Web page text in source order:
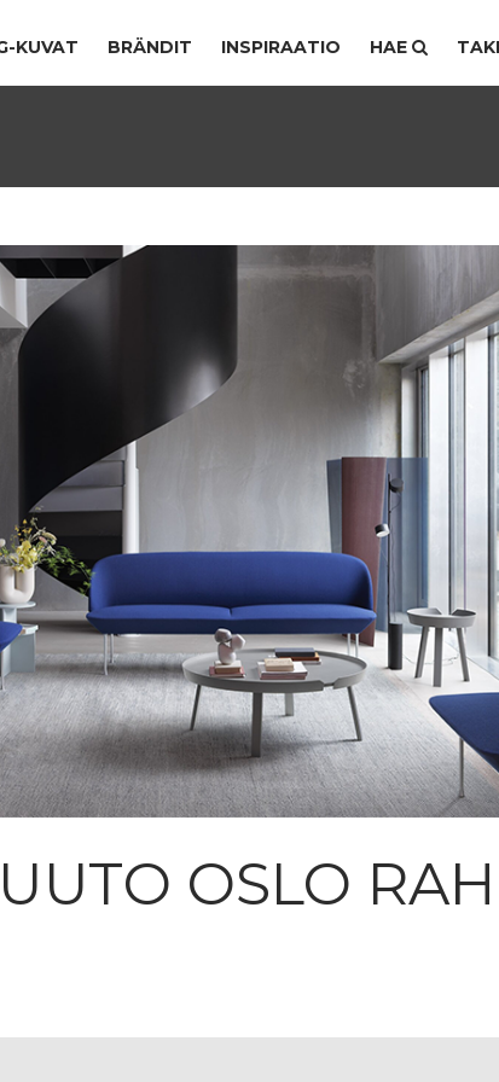
KUVAT BRÄNDIT INSPIRAATIO HAE
OSLO